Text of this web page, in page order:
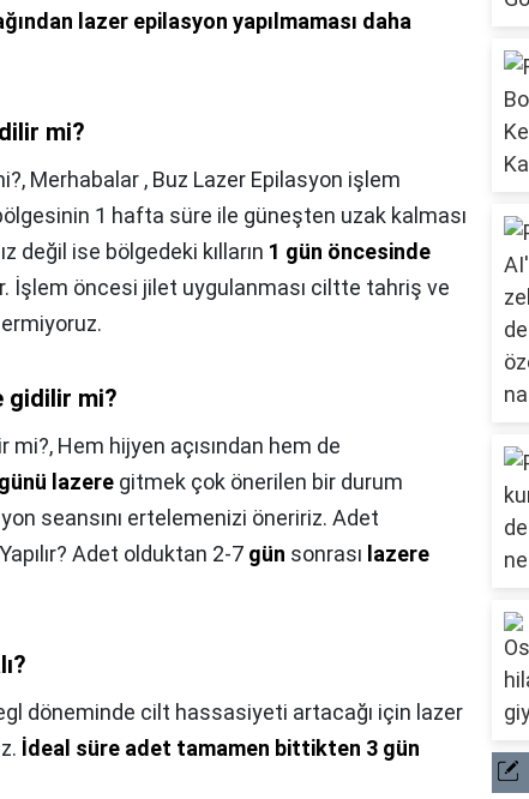
lazer epilasyon yapılmaması daha
mi?
Merhabalar , Buz Lazer Epilasyon işlem
1 hafta süre ile güneşten uzak kalması
değil ise bölgedeki kılların 1 gün öncesinde
İşlem öncesi jilet uygulanması ciltte tahriş ve
gidilir mi?
mi?, Hem hijyen açısından hem de
günü lazere gitmek çok önerilen bir durum
seansını ertelemenizi öneririz. Adet
Adet olduktan 2-7 gün sonrası lazere
döneminde cilt hassasiyeti artacağı için lazer
İdeal süre adet tamamen bittikten 3 gün